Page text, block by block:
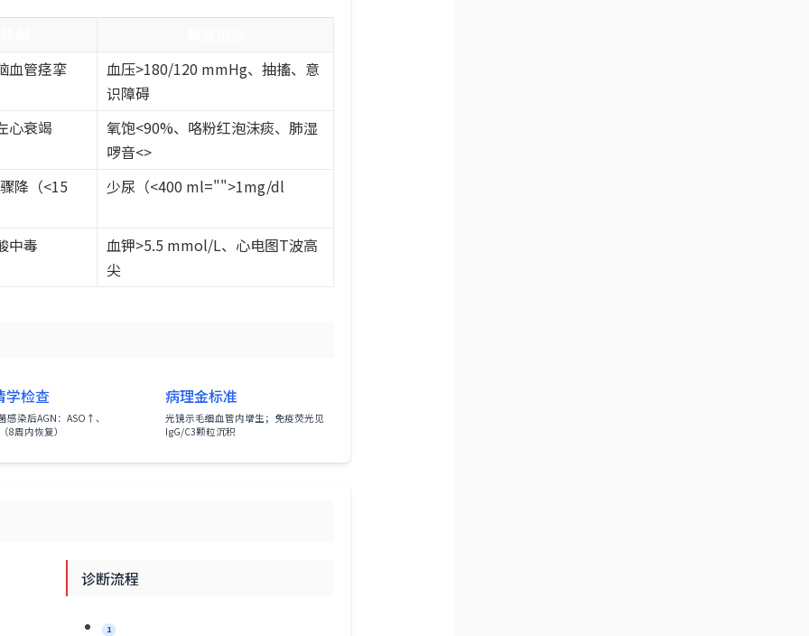
血管痉挛
血压>180/120 mmHg、抽搐、意
识障碍
心衰竭
氧饱<90%、咯粉红泡沫痰、肺湿
啰音<>
降（<15
少尿（<400 ml="">1mg/dl
中毒
血钾>5.5 mmol/L、心电图T波高
尖
学检查
感染后AGN：ASO↑、
8周内恢复）
病理金标准
光镜示毛细血管内增生；免疫荧光见
IgG/C3颗粒沉积
诊断流程
1